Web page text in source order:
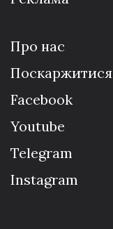
Про нас
Поскаржитися
Facebook
Youtube
Telegram
Instagram